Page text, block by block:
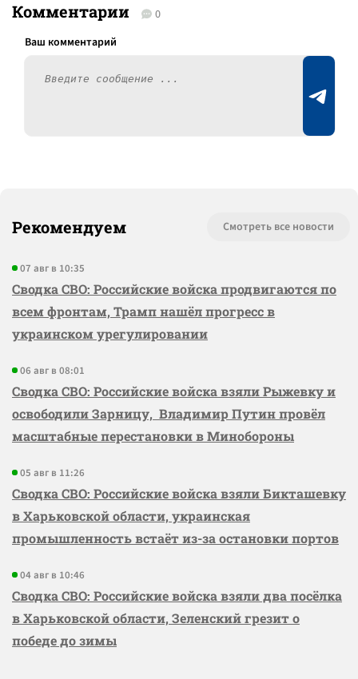
Комментарии 0
Рекомендуем Смотреть все новости
07 авг в 10:35
Сводка СВО: Российские войска продвигаются по
всем фронтам, Трамп нашёл прогресс в
украинском урегулировании
06 авг в 08:01
Сводка СВО: Российские войска взяли Рыжевку и
освободили Зарницу, Владимир Путин провёл
масштабные перестановки в Минобороны
05 авг в 11:26
Сводка СВО: Российские войска взяли Бикташевку
в Харьковской области, украинская
промышленность встаёт из-за остановки портов
04 авг в 10:46
Сводка СВО: Российские войска взяли два посёлка
в Харьковской области, Зеленский грезит о
победе до зимы